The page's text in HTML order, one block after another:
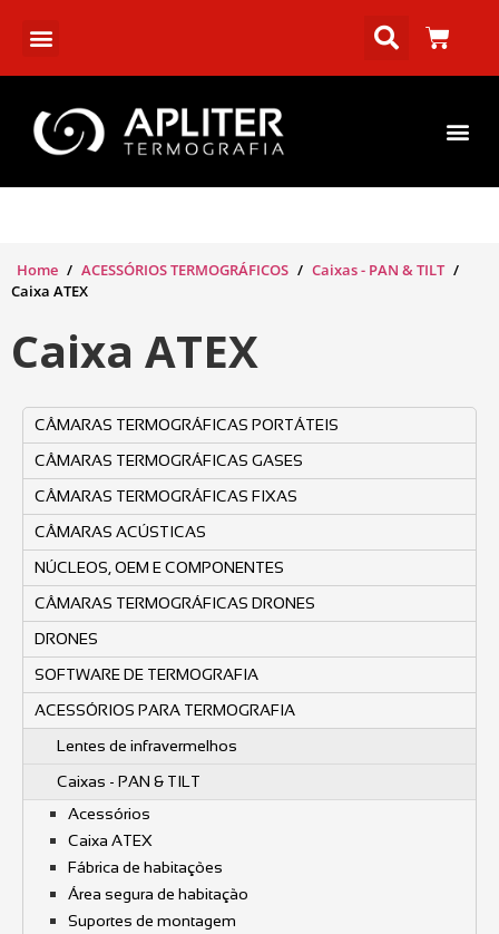
Home / ACESSÓRIOS TERMOGRÁFICOS / Caixas - PAN & TILT /
Caixa ATEX
Caixa ATEX
CÂMARAS TERMOGRÁFICAS PORTÁTEIS
CÂMARAS TERMOGRÁFICAS GASES
CÂMARAS TERMOGRÁFICAS FIXAS
CÂMARAS ACÚSTICAS
NÚCLEOS, OEM E COMPONENTES
CÂMARAS TERMOGRÁFICAS DRONES
DRONES
SOFTWARE DE TERMOGRAFIA
ACESSÓRIOS PARA TERMOGRAFIA
Lentes de infravermelhos
Caixas - PAN & TILT
Acessórios
Caixa ATEX
Fábrica de habitações
Área segura de habitação
Suportes de montagem